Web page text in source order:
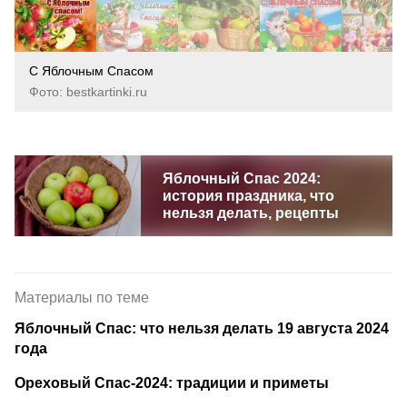
С Яблочным Спасом
Фото: bestkartinki.ru
Яблочный Спас 2024:
история праздника, что
нельзя делать, рецепты
Материалы по теме
Яблочный Спас: что нельзя делать 19 августа 2024
года
Ореховый Спас-2024: традиции и приметы